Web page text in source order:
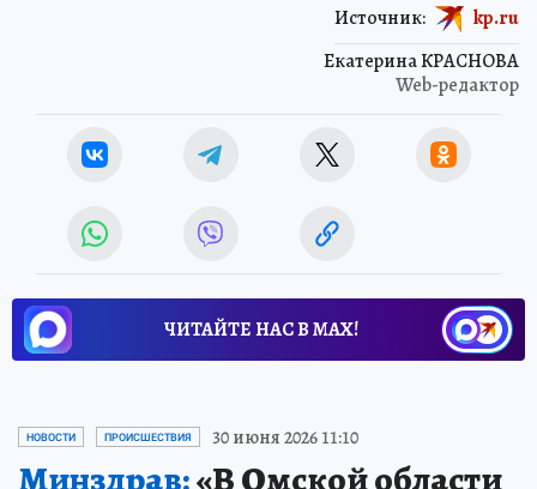
Екатерина КРАСНОВА
Web-редактор
Источник: kp.ru
ЧИТАЙТЕ НАС В МАХ!
НОВОСТИ ПРОИСШЕСТВИЯ 30 июня 2026 11:10
Минздрав:«В Омской области